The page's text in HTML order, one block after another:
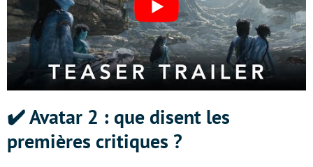
✔️ Avatar 2 : que disent les
premières critiques ?